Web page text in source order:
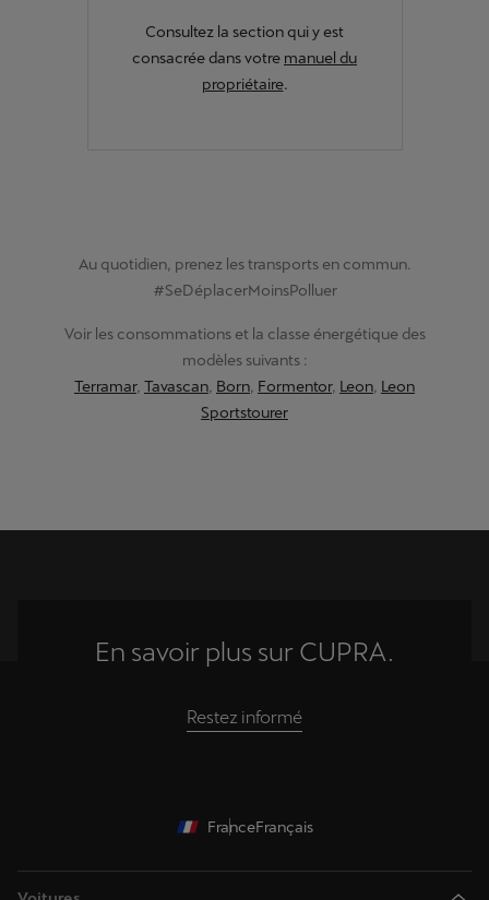
Consultez la section qui y est
consacrée dans votre manuel du
propriétaire.
Au quotidien, prenez les transports en commun.
#SeDéplacerMoinsPolluer
Voir les consommations et la classe énergétique des
modèles suivants :
Terramar, Tavascan Born Formentor, Leon Leon
Sportstourer
En savoir plus sur CUPRA.
Restez informé
FranceFrançais